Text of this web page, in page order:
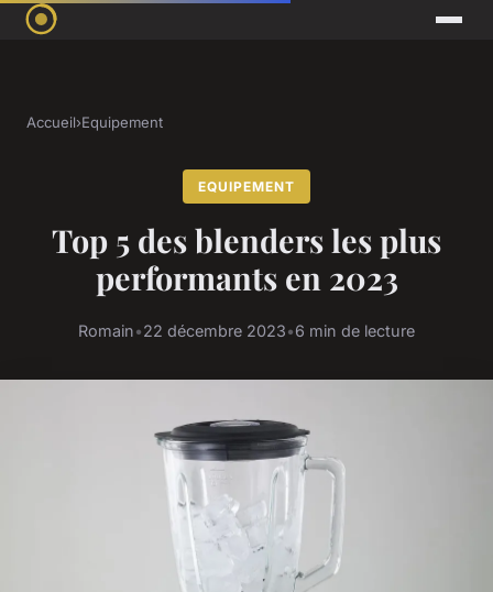
Accueil›Equipement
EQUIPEMENT
Top 5 des blenders les plus
performants en 2023
Romain•22 décembre 2023•6 min de lecture